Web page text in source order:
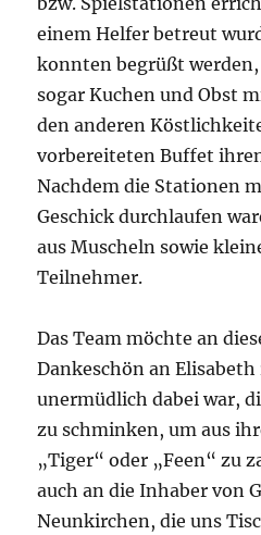
einem Helfer betreut
konnten begrüßt
sogar Kuchen und Obst
den anderen
vorbereiteten Buffet
Nachdem die Stationen
Geschick durchlaufen
aus Muscheln sowie
Teilnehmer.
Das Team möchte an
Dankeschön an
unermüdlich dabei war,
zu schminken, um aus
„Tiger“ oder „Feen“ zu
auch an die Inhaber von
Neunkirchen, die uns